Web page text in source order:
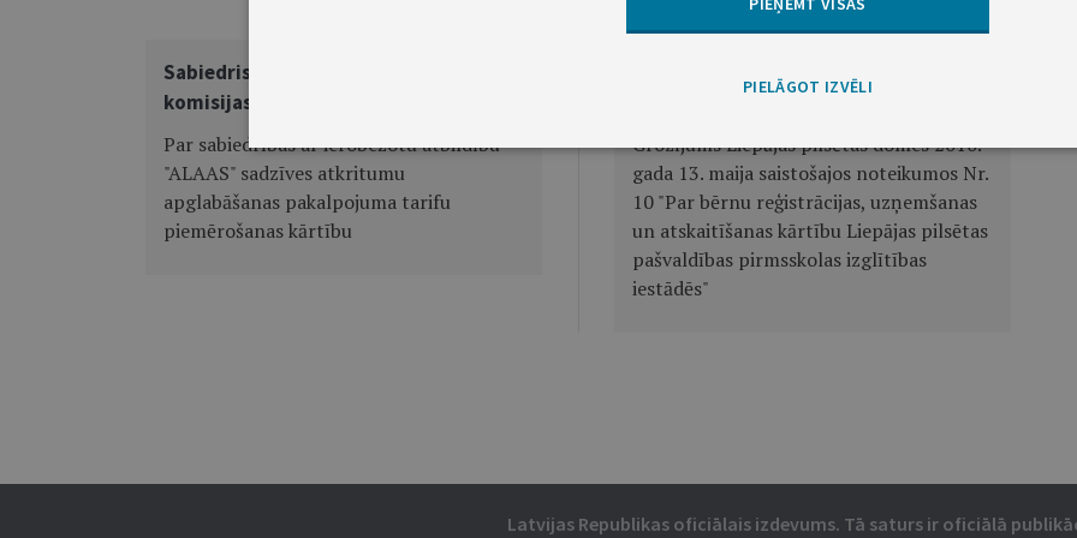
Sabiedrisko pakalpojumu regulēšanas
komisijas lēmums Nr. 180
Par sabiedrības ar ierobežotu atbildību
"ALAAS" sadzīves atkritumu
apglabāšanas pakalpojuma tarifu
piemērošanas kārtību
Liepājas pilsētas domes saistošie
Grozījums Liepājas pilsētas domes 2010.
gada 13. maija saistošajos noteikumos Nr.
10 "Par bērnu reģistrācijas, uzņemšanas
un atskaitīšanas kārtību Liepājas pilsētas
pašvaldības pirmsskolas izglītības
iestādēs"
Latvijas Republikas oficiālais izdevums. Tā saturs ir oficiālā
PIELĀGOT IZVĒLI